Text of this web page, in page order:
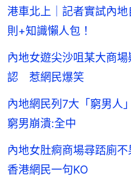
港車北上｜記者實試內
則+知識懶人包！
內地女遊尖沙咀某大商
認 惹網民爆笑
內地網民列7大「窮男
窮男崩潰:全中
內地女肚痾商場尋踎廁
香港網民一句KO